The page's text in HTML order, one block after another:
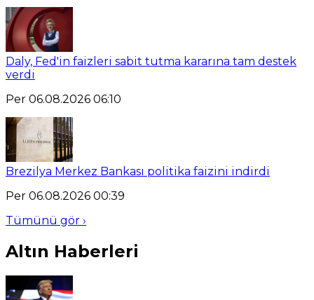
Daly, Fed'in faizleri sabit tutma kararına tam destek
verdi
Per 06.08.2026 06:10
Brezilya Merkez Bankası politika faizini indirdi
Per 06.08.2026 00:39
Tümünü gör ›
Altın Haberleri